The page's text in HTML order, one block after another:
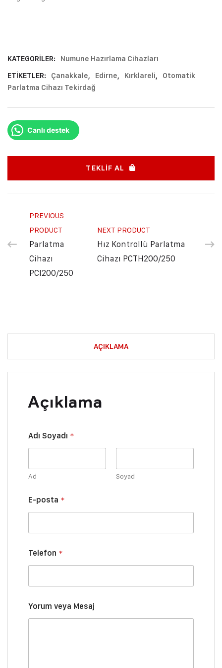
KATEGORILER:
Numune Hazırlama Cihazları
ETIKETLER:
Çanakkale, Edirne, Kırklareli,
Otomatik
Parlatma Cihazı Tekirdağ
Canlı destek
TEKLIF AL
PREVIOUS
PRODUCT
Parlatma
Cihazı
PCI200/250
NEXT PRODUCT
Hız Kontrollü Parlatma
Cihazı PCTH200/250
AÇIKLAMA
Açıklama
Adı Soyadı *
Ad Soyad
E-posta *
Telefon *
o
y
Yorum veya Mesaj